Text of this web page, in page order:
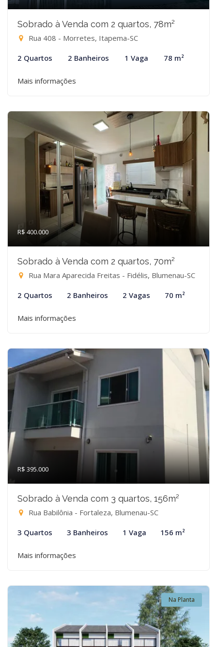
Sobrado à Venda com 2 quartos, 78m²
Rua 408 - Morretes, Itapema-SC
2 Quartos 2 Banheiros 1 Vaga 78 m²
Mais informações
R$ 400.000
Sobrado à Venda com 2 quartos, 70m²
Rua Mara Aparecida Freitas - Fidélis, Blumenau-SC
2 Quartos 2 Banheiros 2 Vagas 70 m²
Mais informações
R$ 395.000
Sobrado à Venda com 3 quartos, 156m²
Rua Babilônia - Fortaleza, Blumenau-SC
3 Quartos 3 Banheiros 1 Vaga 156 m²
Mais informações
Na Planta